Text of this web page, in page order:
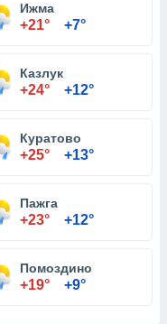
Ижма
+21° +7°
Казлук
+24° +12°
Куратово
+25° +13°
Пажга
+23° +12°
Помоздино
+19° +9°